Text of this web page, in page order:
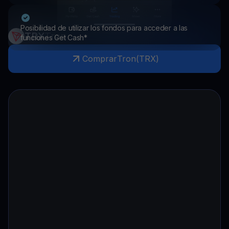
Posibilidad de utilizar los fondos para acceder a las
funciones Get Cash*
TRXTron
ComprarTron(TRX)